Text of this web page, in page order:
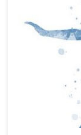
Borsod SK
bajnokság 3.
Komlósi Sára, Szalai
Neila Adrienn 7,
(2), Pop Maya 3,